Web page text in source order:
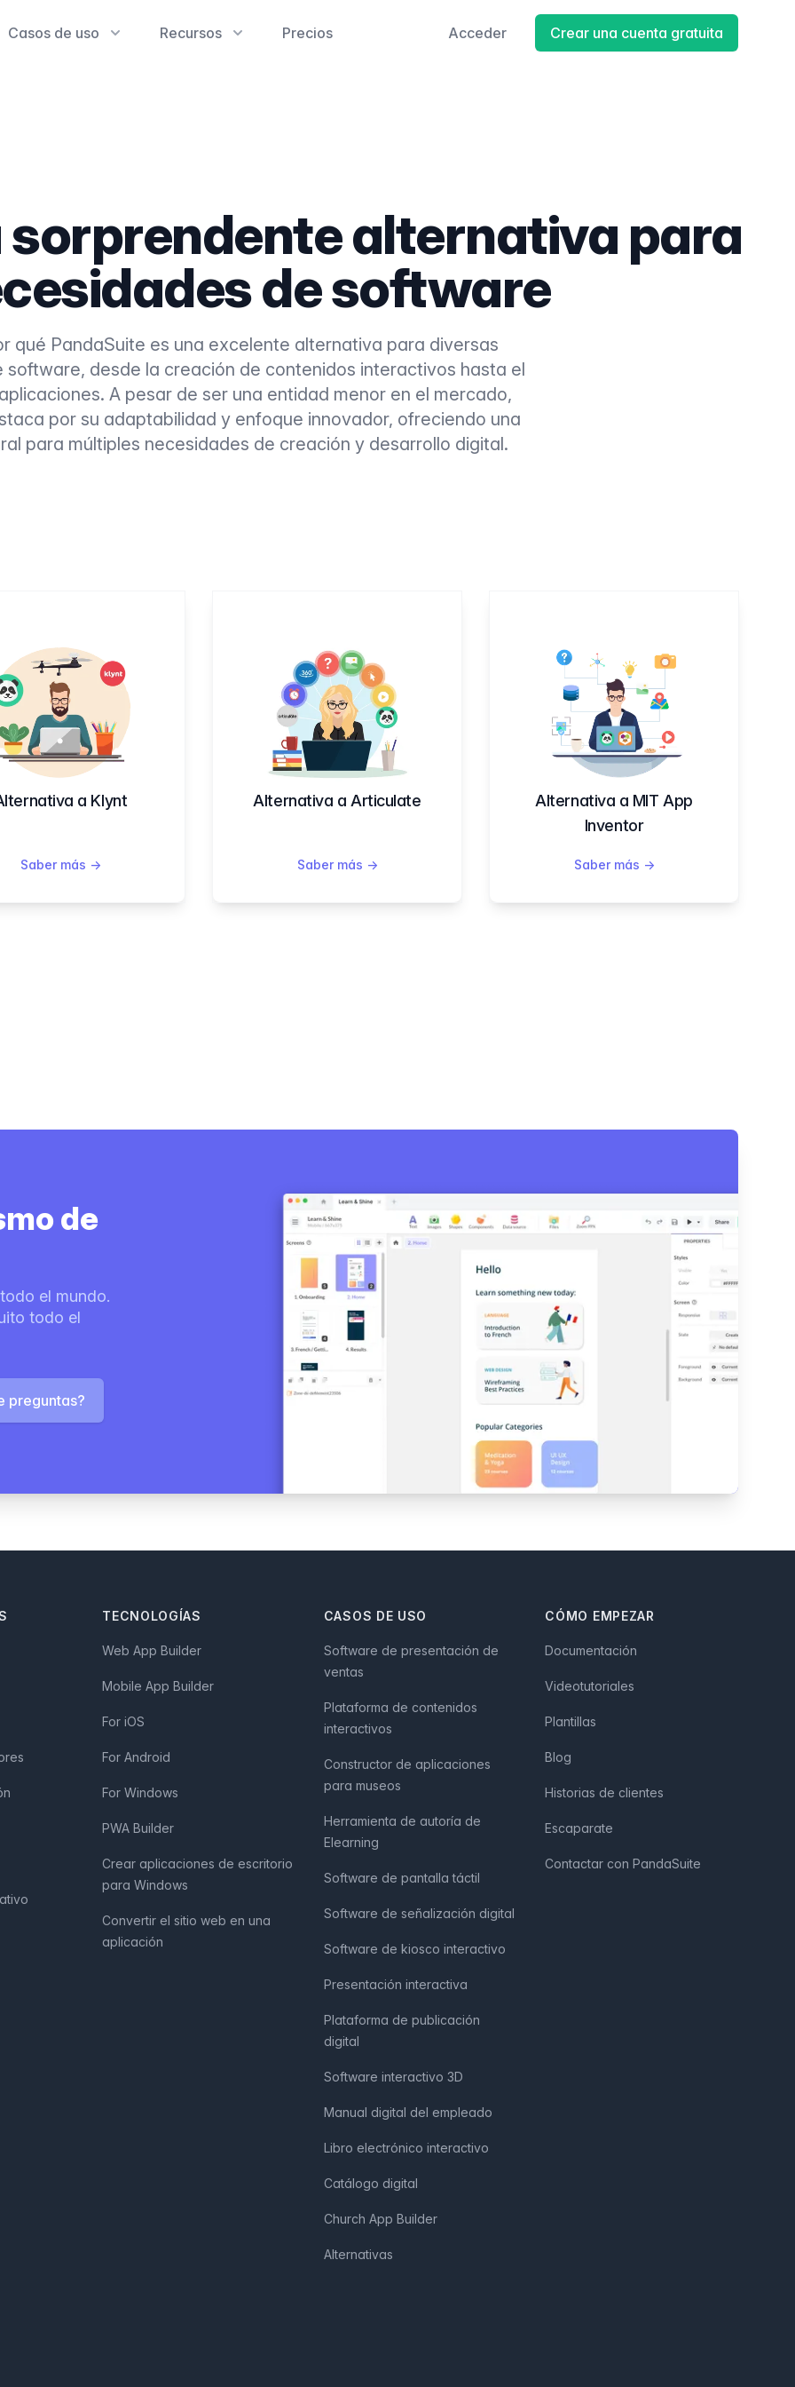
Casos de uso Recursos Precios Acceder Crear una cuenta gratuita
sorprendente alternativa para
de software
qué PandaSuite es una excelente alternativa para diversas
software, desde la creación de contenidos interactivos hasta el
A pesar de ser una entidad menor en el mercado,
por su adaptabilidad y enfoque innovador, ofreciendo una
para múltiples necesidades de creación y desarrollo digital.
a Klynt
Saber más →
Alternativa a Articulate
Saber más →
Alternativa a MIT App
Inventor
Saber más →
de
el mundo.
todo el
preguntas?
TECNOLOGÍAS
Web App Builder
Mobile App Builder
For iOS
For Android
For Windows
PWA Builder
Crear aplicaciones de escritorio
para Windows
Convertir el sitio web en una
aplicación
CASOS DE USO
Software de presentación de
ventas
Plataforma de contenidos
interactivos
Constructor de aplicaciones
para museos
Herramienta de autoría de
Elearning
Software de pantalla táctil
Software de señalización digital
Software de kiosco interactivo
Presentación interactiva
Plataforma de publicación
digital
Software interactivo 3D
Manual digital del empleado
Libro electrónico interactivo
Catálogo digital
Church App Builder
Alternativas
CÓMO EMPEZAR
Documentación
Videotutoriales
Plantillas
Blog
Historias de clientes
Escaparate
Contactar con PandaSuite